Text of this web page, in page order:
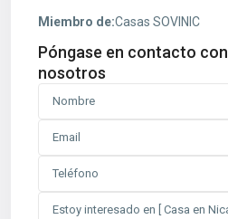
Miembro de:Casas SOVINIC
Póngase en contacto con
nosotros